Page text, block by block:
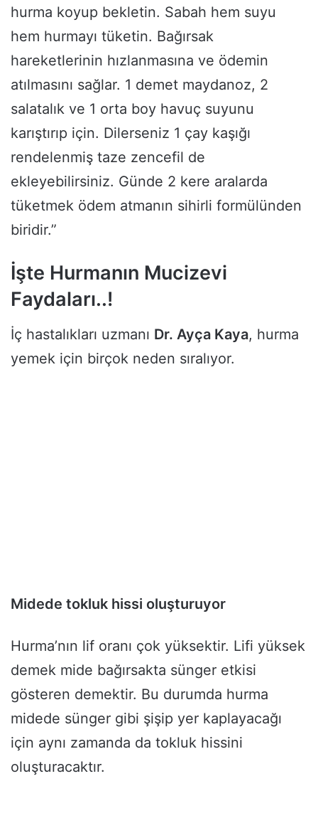
hurma koyup bekletin. Sabah hem suyu
hem hurmayı tüketin. Bağırsak
hareketlerinin hızlanmasına ve ödemin
atılmasını sağlar. 1 demet maydanoz, 2
salatalık ve 1 orta boy havuç suyunu
karıştırıp için. Dilerseniz 1 çay kaşığı
rendelenmiş taze zencefil de
ekleyebilirsiniz. Günde 2 kere aralarda
tüketmek ödem atmanın sihirli formülünden
biridir.”
İşte Hurmanın Mucizevi
Faydaları..!
İç hastalıkları uzmanı Dr. Ayça Kaya, hurma
yemek için birçok neden sıralıyor.
Midede tokluk hissi oluşturuyor
Hurma’nın lif oranı çok yüksektir. Lifi yüksek
demek mide bağırsakta sünger etkisi
gösteren demektir. Bu durumda hurma
midede sünger gibi şişip yer kaplayacağı
için aynı zamanda da tokluk hissini
oluşturacaktır.